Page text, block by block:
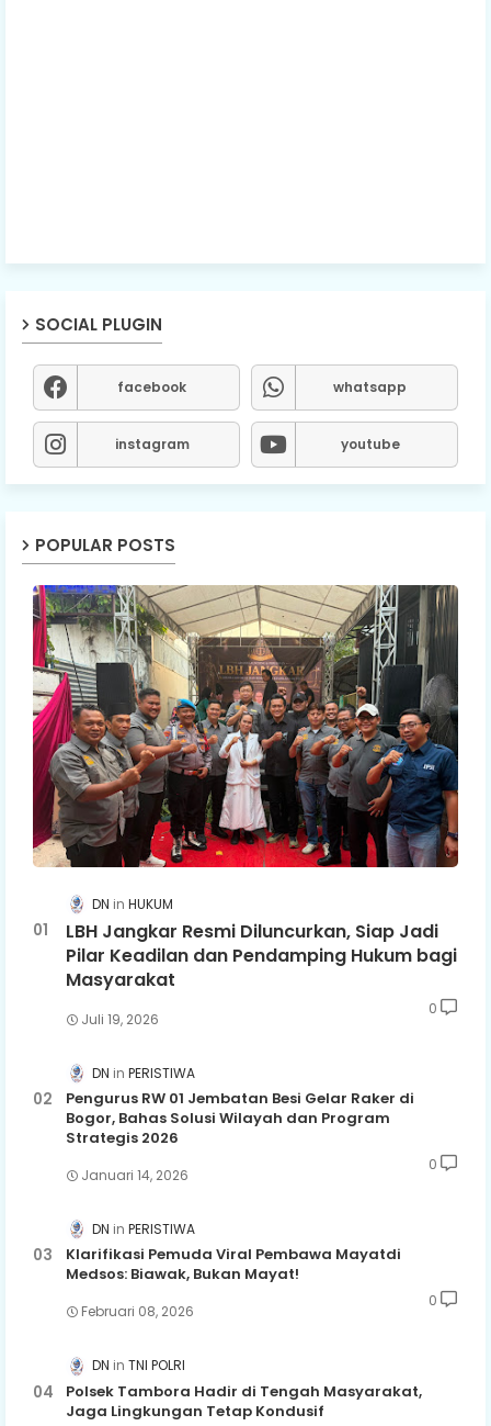
SOCIAL PLUGIN
facebook whatsapp
instagram youtube
POPULAR POSTS
DN HUKUM
LBH Jangkar Resmi Diluncurkan, Siap Jadi
Pilar Keadilan dan Pendamping Hukum bagi
Masyarakat
Juli 19, 2026
0
DN PERISTIWA
Pengurus RW 01 Jembatan Besi Gelar Raker di
Bogor, Bahas Solusi Wilayah dan Program
Strategis 2026
Januari 14, 2026
0
DN PERISTIWA
Klarifikasi Pemuda Viral Pembawa Mayatdi
Medsos: Biawak, Bukan Mayat!
Februari 08, 2026
0
DN TNI POLRI
Polsek Tambora Hadir di Tengah Masyarakat,
Jaga Lingkungan Tetap Kondusif